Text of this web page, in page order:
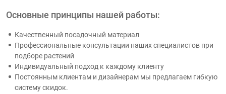
Основные принципы нашей работы:
Качественный посадочный материал
Профессиональные консультации наших специалистов при
подборе растений
Индивидуальный подход к каждому клиенту
Постоянным клиентам и дизайнерам мы предлагаем гибкую
систему скидок.